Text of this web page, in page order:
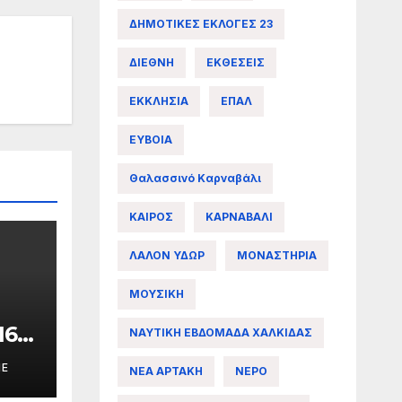
ΔΗΜΟΤΙΚΕΣ ΕΚΛΟΓΕΣ 23
ΔΙΕΘΝΗ ΕΚΘΕΣΕΙΣ
ΕΚΚΛΗΣΙΑ ΕΠΑΛ
ΕΥΒΟΙΑ
Θαλασσινό Καρναβάλι
ΚΑΙΡΟΣ ΚΑΡΝΑΒΑΛΙ
ΛΑΛΟΝ ΥΔΩΡ ΜΟΝΑΣΤΗΡΙΑ
ΜΟΥΣΙΚΗ
ΝΑΥΤΙΚΗ ΕΒΔΟΜΑΔΑ ΧΑΛΚΙΔΑΣ
ΝΕΑ ΑΡΤΑΚΗ ΝΕΡΟ